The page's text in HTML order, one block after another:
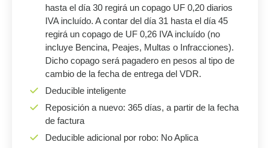
hasta el día 30 regirá un copago UF 0,20 diarios
IVA incluído. A contar del día 31 hasta el día 45
regirá un copago de UF 0,26 IVA incluído (no
incluye Bencina, Peajes, Multas o Infracciones).
Dicho copago será pagadero en pesos al tipo de
cambio de la fecha de entrega del VDR.
Deducible inteligente
Reposición a nuevo: 365 días, a partir de la fecha
de factura
Deducible adicional por robo: No Aplica